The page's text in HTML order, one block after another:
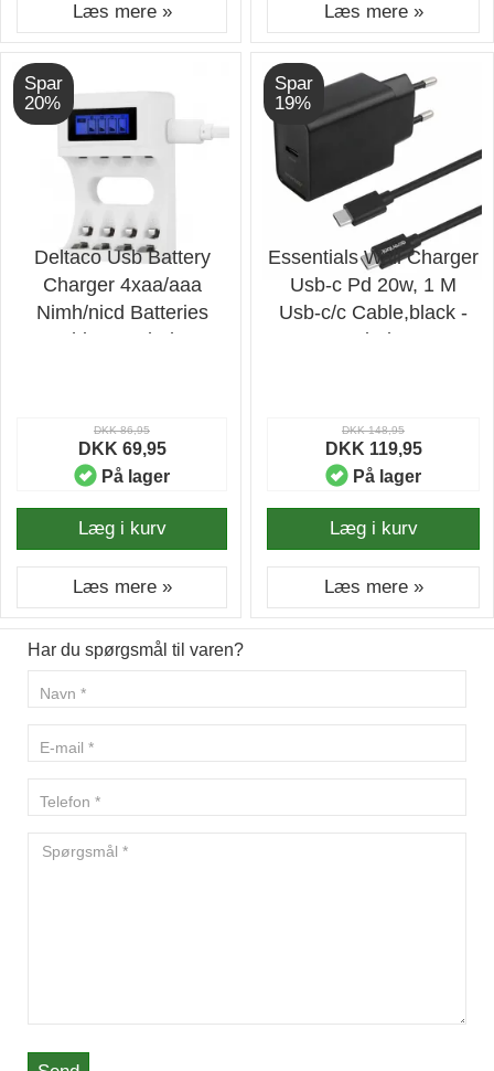
Læs mere » Læs mere »
Spar
20%
Deltaco Usb Battery
Charger 4xaa/aaa
Nimh/nicd Batteries
White - Oplader
DKK 86,95
DKK 69,95
På lager
Læg i kurv
Læs mere »
Spar
19%
Essentials Wall Charger
Usb-c Pd 20w, 1 M
Usb-c/c Cable,black -
Oplader
DKK 148,95
DKK 119,95
På lager
Læg i kurv
Læs mere »
Har du spørgsmål til varen?